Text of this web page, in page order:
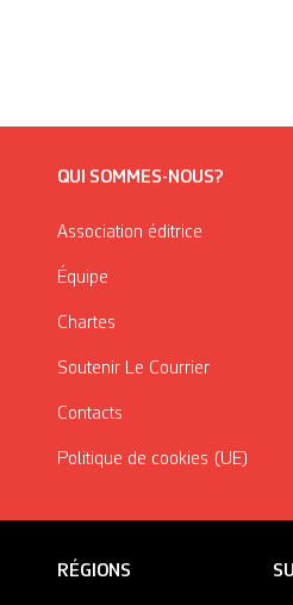
QUI SOMMES-NOUS?
Association éditrice
Équipe
Chartes
Soutenir Le Courrier
Contacts
Politique de cookies (UE)
RÉGIONS